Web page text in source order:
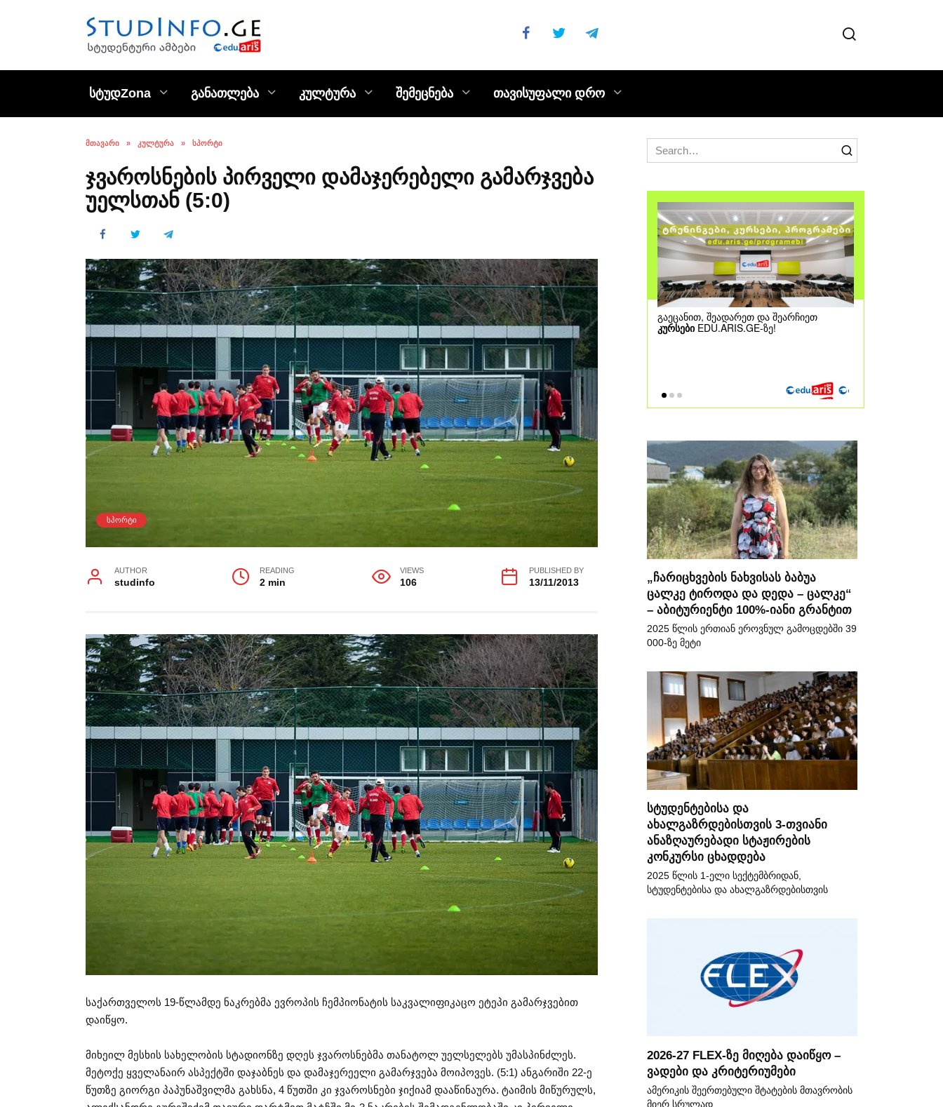
სტუდZona განათლება კულტურა შემეცნება თავისუფალი დრო
ᲛᲗᲐᲕᲐᲠᲘ » ᲙᲣᲚᲢᲣᲠᲐ » ᲡᲞᲝᲠᲢᲘ
ჯვაროსნების პირველი დამაჯერებელი გამარჯვება
უელსთან (5:0)
ᲡᲞᲝᲠᲢᲘ
AUTHOR
studinfo
READING
2 min
VIEWS
106
PUBLISHED BY
13/11/2013
საქართველოს 19-წლამდე ნაკრებმა ევროპის ჩემპიონატის საკვალიფიკაცო ეტეპი გამარჯვებით
დაიწყო.
მიხეილ მესხის სახელობის სტადიონზე დღეს ჯვაროსნებმა თანატოლ უელსელებს უმასპინძლეს.
მეტოქე ყველანაირ ასპექტში დაჯაბნეს და დამაჯერეელი გამარჯვება მოიპოვეს. (5:1) ანგარიში 22-ე
წუთზე გიორგი პაპუნაშვილმა გახსნა, 4 წუთში კი ჯვაროსნები ჯიქიამ დააწინაურა. ტაიმის მიწურულს,
Search
for:
„ჩარიცხვების ნახვისას ბაბუა
ცალკე ტიროდა და დედა – ცალკე“
– აბიტურიენტი 100%-იანი გრანტით
2025 წლის ერთიან ეროვნულ გამოცდებში 39
000-ზე მეტი
სტუდენტებისა და
ახალგაზრდებისთვის 3-თვიანი
ანაზღაურებადი სტაჟირების
კონკურსი ცხადდება
2025 წლის 1-ელი სექტემბრიდან,
სტუდენტებისა და ახალგაზრდებისთვის
2026-27 FLEX-ზე მიღება დაიწყო –
ვადები და კრიტერიუმები
ამერიკის შეერთებული შტატების მთავრობის
მიერ სრულად